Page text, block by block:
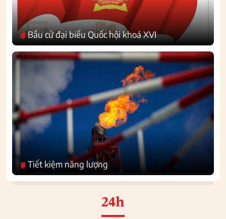
#Bầu cử đại biểu Quốc hội khoá XVI
#Tiết kiệm năng lượng
24h